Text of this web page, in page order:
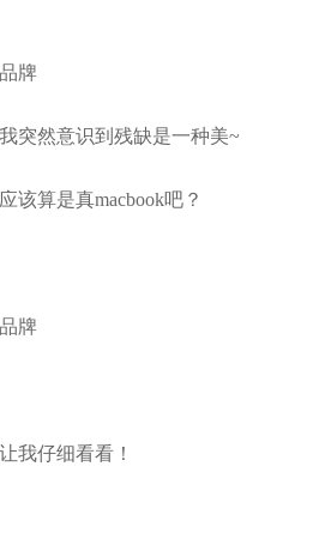
突然意识到残缺是一种美~
该算是真macbook吧？
我仔细看看！